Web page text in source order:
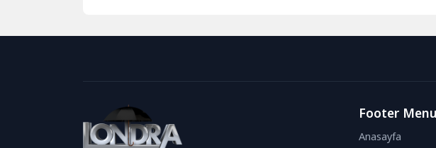
Footer Menu
Anasayfa